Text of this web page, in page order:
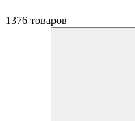
1376 товаров